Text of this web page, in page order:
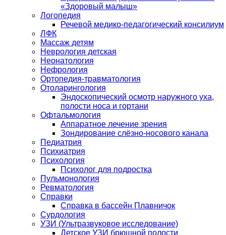
«Здоровый малыш»
Логопедия
Речевой медико-педагогический консилиум
ЛФК
Массаж детям
Неврология детская
Неонатология
Нефрология
Ортопедия-травматология
Отоларингология
Эндоскопический осмотр наружного уха,
полости носа и гортани
Офтальмология
Аппаратное лечение зрения
Зондирование слёзно-носового канала
Педиатрия
Психиатрия
Психология
Психолог для подростка
Пульмонология
Ревматология
Справки
Справка в бассейн Плавничок
Сурдология
УЗИ (Ультразвуковое исследование)
Детское УЗИ брюшной полости